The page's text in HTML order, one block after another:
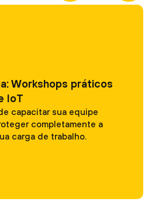
Workshops práticos
IoT
capacitar sua equipe
completamente a
carga de trabalho.